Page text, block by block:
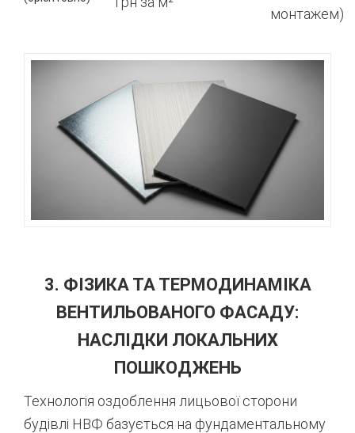
монтажем)
3. ФІЗИКА ТА ТЕРМОДИНАМІКА
ВЕНТИЛЬОВАНОГО ФАСАДУ:
НАСЛІДКИ ЛОКАЛЬНИХ
ПОШКОДЖЕНЬ
Технологія оздоблення лицьової сторони
будівлі НВФ базується на фундаментальному